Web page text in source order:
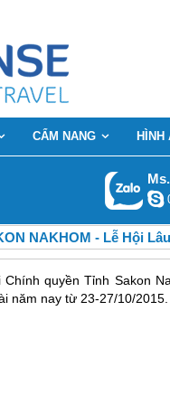
CẨM NANG HÌNH
NAKHOM - Lễ Hội
quyền Tỉnh Sakon
năm nay từ 23-27/10/2015.